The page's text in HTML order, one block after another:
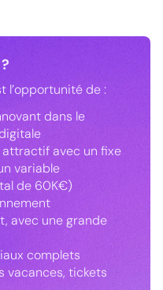
l’opportunité de :
dans le
attractif avec un fixe
variable
de 60K€)
avec une grande
complets
vacances, tickets